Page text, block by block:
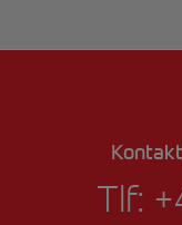
Tlf: